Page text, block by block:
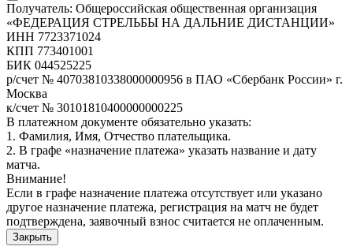
Получатель: Общероссийская общественная организация
«ФЕДЕРАЦИЯ СТРЕЛЬБЫ НА ДАЛЬНИЕ ДИСТАНЦИИ»
ИНН 7723371024
КПП 773401001
БИК 044525225
р/счет № 40703810338000000956 в ПАО «Сбербанк России» г.
Москва
к/счет № 30101810400000000225
В платежном документе обязательно указать:
1. Фамилия, Имя, Отчество плательщика.
2. В графе «назначение платежа» указать название и дату
матча.
Внимание!
Если в графе назначение платежа отсутствует или указано
другое назначение платежа, регистрация на матч не будет
подтверждена, заявочный взнос считается не оплаченным.
Закрыть